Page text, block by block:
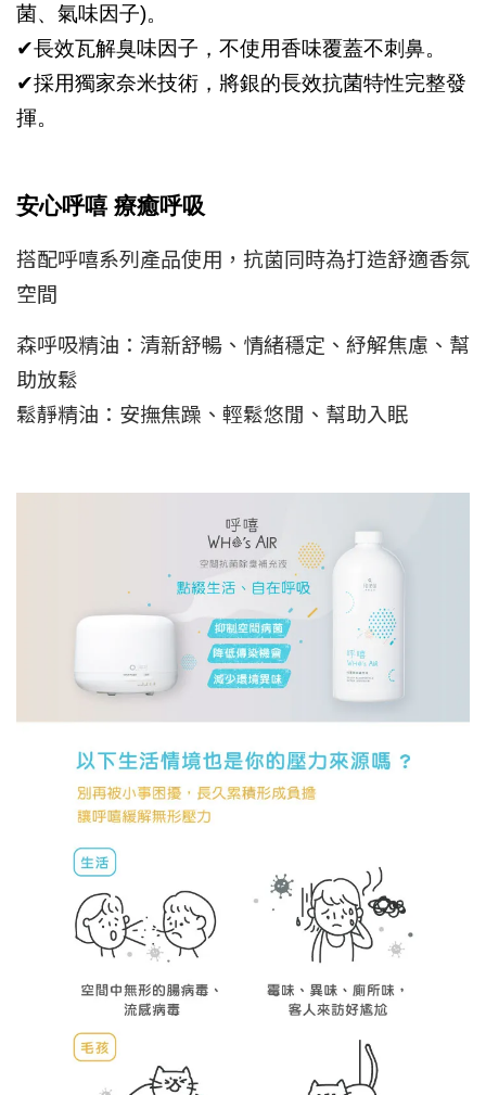
菌、氣味因子)。
✔長效瓦解臭味因子，不使用香味覆蓋不刺鼻。
✔採用獨家奈米技術，將銀的長效抗菌特性完整發
揮。
安心呼嘻 療癒呼吸
搭配呼嘻系列產品使用，抗菌同時為打造舒適香氛
空間
森呼吸精油：清新舒暢、情緒穩定、紓解焦慮、幫
助放鬆
鬆靜精油：安撫焦躁、輕鬆悠閒、幫助入眠